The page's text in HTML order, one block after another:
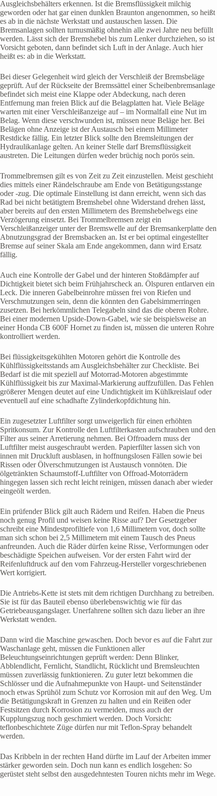
Ausgleichsbehälters erkennen. Ist die Bremsflüssigkeit milchig
geworden oder hat gar einen dunklen Braunton angenommen, so heißt
es ab in die nächste Werkstatt und austauschen lassen. Die
Bremsanlagen sollten turnusmäßig ohnehin alle zwei Jahre neu befüllt
werden. Lässt sich der Bremshebel bis zum Lenker durchziehen, so ist
Vorsicht geboten, dann befindet sich Luft in der Anlage. Auch hier
heißt es: ab in die Werkstatt.
Bei dieser Gelegenheit wird gleich der Verschleiß der Bremsbeläge
geprüft. Auf der Rückseite der Bremssättel einer Scheibenbremsanlage
befindet sich meist eine Klappe oder Abdeckung, nach deren
Entfernung man freien Blick auf die Belagplatten hat. Viele Beläge
warten mit einer Verschleißanzeige auf – im Normalfall eine Nut im
Belag. Wenn diese verschwunden ist, müssen neue Beläge her. Bei
Belägen ohne Anzeige ist der Austausch bei einem Millimeter
Restdicke fällig. Ein letzter Blick sollte den Bremsleitungen der
Hydraulikanlage gelten. An keiner Stelle darf Bremsflüssigkeit
austreten. Die Leitungen dürfen weder brüchig noch porös sein.
Trommelbremsen gilt es von Zeit zu Zeit einzustellen. Meist geschieht
dies mittels einer Rändelschraube am Ende von Betätigungsstange
oder -zug. Die optimale Einstellung ist dann erreicht, wenn sich das
Rad bei nicht betätigtem Bremshebel ohne Widerstand drehen lässt,
aber bereits auf den ersten Millimetern des Bremshebelwegs eine
Verzögerung einsetzt. Bei Trommelbremsen zeigt ein
Verschleißanzeiger unter der Bremswelle auf der Bremsankerplatte den
Abnutzungsgrad der Bremsbacken an. Ist er bei optimal eingestellter
Bremse auf seiner Skala am Ende angekommen, dann wird Ersatz
fällig.
Auch eine Kontrolle der Gabel und der hinteren Stoßdämpfer auf
Dichtigkeit bietet sich beim Frühjahrscheck an. Ölspuren entlarven ein
Leck. Die inneren Gabelbeinrohre müssen frei von Riefen und
Verschmutzungen sein, denn die könnten den Gabelsimmerringen
zusetzen. Bei herkömmlichen Telegabeln sind das die oberen Rohre.
Bei einer modernen Upside-Down-Gabel, wie sie beispielsweise an
einer Honda CB 600F Hornet zu finden ist, müssen die unteren Rohre
kontrolliert werden.
Bei flüssigkeitsgekühlten Motoren gehört die Kontrolle des
Kühlflüssigkeitsstands am Ausgleichsbehälter zur Checkliste. Bei
Bedarf ist die mit speziell auf Motorrad-Motoren abgestimmte
Kühlflüssigkeit bis zur Maximal-Markierung auffzufüllen. Das Fehlen
größerer Mengen deutet auf eine Undichtigkeit im Kühlkreislauf oder
eventuell auf eine schadhafte Zylinderkopfdichtung hin.
Ein zugesetzter Luftfilter sorgt unweigerlich für einen erhöhten
Spritkonsum. Zur Kontrolle den Luftfilterkasten aufschrauben und den
Filter aus seiner Arretierung nehmen. Bei Offroadern muss der
Luftfilter meist ausgeschraubt werden. Papierfilter lassen sich von
innen mit Druckluft ausblasen, in hoffnungslosen Fällen sowie bei
Rissen oder Ölverschmutzungen ist Austausch vonnöten. Die
ölgetränkten Schaumstoff-Luftfilter von Offroad-Motorrädern
hingegen lassen sich recht leicht reinigen, müssen danach aber wieder
eingeölt werden.
Ein prüfender Blick gilt auch Rädern und Reifen. Haben die Pneus
noch genug Profil und weisen keine Risse auf? Der Gesetzgeber
schreibt eine Mindestprofiltiefe von 1,6 Millimetern vor, doch sollte
man sich schon bei 2,5 Millimetern mit einem Tausch des Pneus
anfreunden. Auch die Räder dürfen keine Risse, Verformungen oder
beschädigte Speichen aufweisen. Vor der ersten Fahrt wird der
Reifenluftdruck auf den vom Fahrzeug-Hersteller vorgeschriebenen
Wert korrigiert.
Die Antriebs-Kette ist stets mit dem richtigen Durchhang zu betreiben.
Sie ist für das Bauteil ebenso überlebenswichtig wie für das
Getriebeausgangslager. Unerfahrene sollten sich dazu lieber an ihre
Werkstatt wenden.
Dann wird die Maschine gewaschen. Doch bevor es auf die Fahrt zur
Waschanlage geht, müssen die Funktionen aller
Beleuchtungseinrichtungen geprüft werden: Denn Blinker,
Abblendlicht, Fernlicht, Standlicht, Rücklicht und Bremsleuchten
müssen zuverlässig funktionieren. Zu guter letzt bekommen die
Schlösser und die Aufnahmepunkte von Haupt- und Seitenständer
noch etwas Sprühöl zum Schutz vor Korrosion mit auf den Weg. Um
die Betätigungskraft in Grenzen zu halten und ein Reißen oder
Festsitzen durch Korrosion zu vermeiden, muss auch der
Kupplungszug noch geschmiert werden. Doch Vorsicht:
teflonbeschichtete Züge dürfen nur mit Teflon-Spray behandelt
werden.
Das Kribbeln in der rechten Hand dürfte im Lauf der Arbeiten immer
stärker geworden sein. Doch nun kann es endlich losgehen: So
gerüstet steht selbst den ausgedehntesten Touren nichts mehr im Wege.